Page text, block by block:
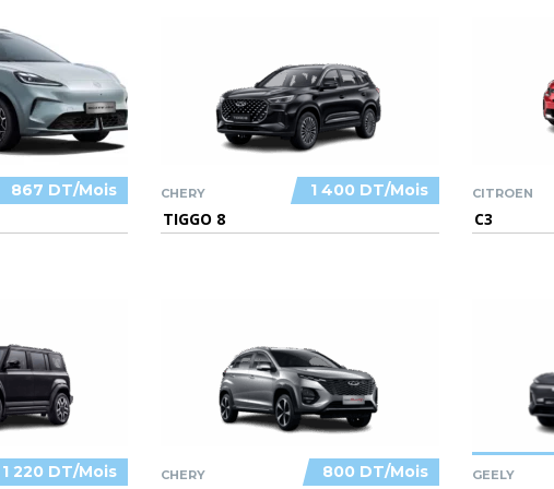
867 DT/Mois 1 400 DT/Mois
CHERY
TIGGO 8
CITROEN
C3
1 220 DT/Mois 800 DT/Mois
CHERY GEELY